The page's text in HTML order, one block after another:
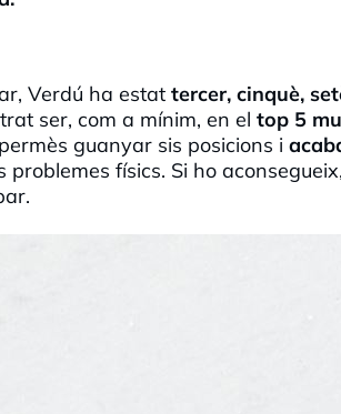
Verdú ha estat tercer, cinquè,
ser, com a mínim, en el top 5
guanyar sis posicions i
físics. Si ho